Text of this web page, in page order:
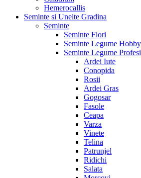
Hemerocallis
Seminte si Unelte Gradina
Seminte
Seminte Flori
Seminte Legume Hobby
Seminte Legume
Ardei Iute
Conopida
Rosii
Ardei Gras
Gogosar
Fasole
Ceapa
Varza
Vinete
Telina
Patrunjel
Ridichi
Salata